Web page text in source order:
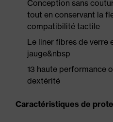
Conception sans
tout en conservant la
compatibilité tactile
Le liner fibres de verre
jauge&nbsp
13 haute performance
dextérité
Caractéristiques de